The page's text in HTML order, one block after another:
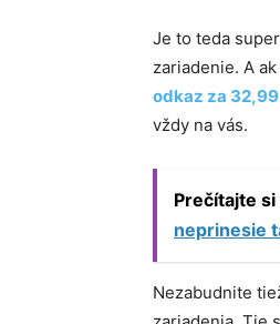
Je to teda
zariadenie. A
odkaz za
vždy na vás.
Prečítajte
neprinesie
Nezabudnite